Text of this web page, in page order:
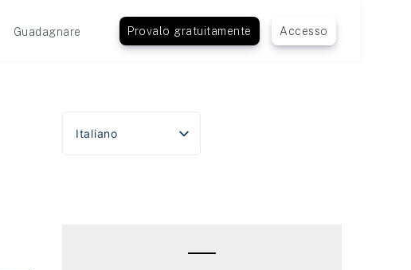
Guadagnare Provalo gratuitamente Accesso
Italiano
English